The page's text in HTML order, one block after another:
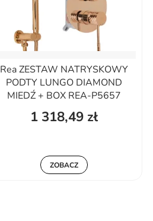
Rea ZESTAW NATRYSKOWY
PODTY LUNGO DIAMOND
MIEDŹ + BOX REA-P5657
1 318,49 zł
ZOBACZ